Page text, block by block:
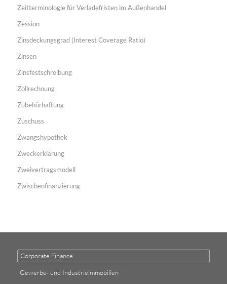
Zeitterminologie für Verladefristen im Außenhandel
Zession
Zinsdeckungsgrad (Interest Coverage Ratio)
Zinsen
Zinsfestschreibung
Zollrechnung
Zubehörhaftung
Zuschuss
Zwangshypothek
Zweckerklärung
Zweivertragsmodell
Zwischenfinanzierung
Corporate Finance
Gewerbe- und Industrieimmobilien